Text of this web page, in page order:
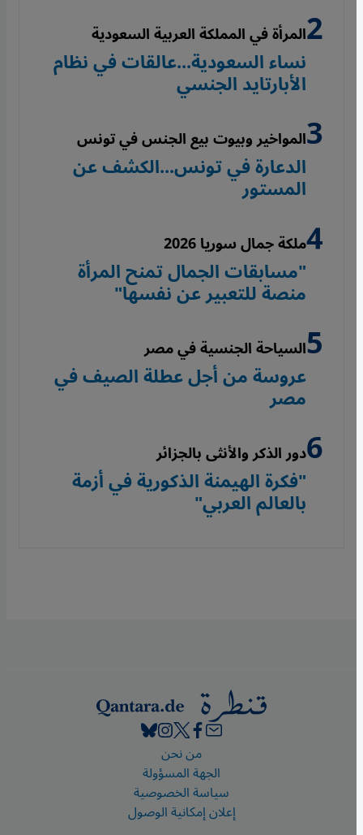
المرأة في المملكة العربية السعودية
نساء السعودية...عالقات في نظام
الأبارتايد الجنسي
المواخير وبيوت بيع الجنس في تونس
الدعارة في تونس...الكشف عن
المستور
ملكة جمال سوريا 2026
"مسابقات الجمال تمنح المرأة
منصة للتعبير عن نفسها"
السياحة الجنسية في مصر
عروسة من أجل عطلة الصيف في
مصر
دور الذكر والأنثى بالجزائر
"فكرة الهيمنة الذكورية في أزمة
بالعالم العربي"
Footer
من نحن
الجهة المسؤولة
سياسة الخصوصية
إعلان إمكانية الوصول